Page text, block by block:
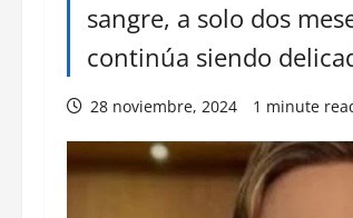
sangre, a solo dos
continúa siendo
28 noviembre, 2024 1 minute